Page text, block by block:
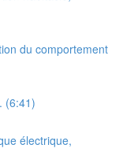
du comportement
(6:41)
électrique,